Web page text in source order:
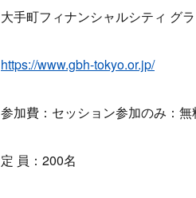
大手町フィナンシャルシティ グ
https://www.gbh-tokyo.or.jp/
参加費：セッション参加のみ：
定 員：200名